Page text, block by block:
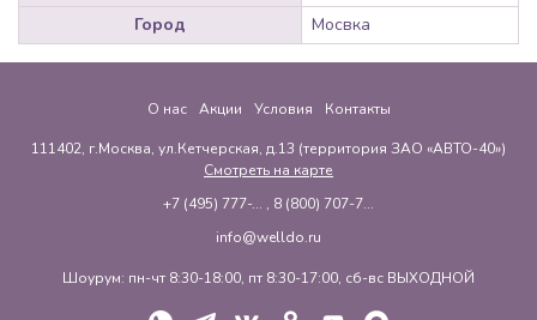
Город
Мосвка
О нас Акции Условия Контакты
111402, г.Москва, ул.Кетчерская, д.13 (территория ЗАО «АВТО-40»)
Смотреть на карте
+7 (495) 777-... , 8 (800) 707-7...
info@welldo.ru
Шоурум: пн-чт 8:30-18:00, пт 8:30-17:00, сб-вс ВЫХОДНОЙ